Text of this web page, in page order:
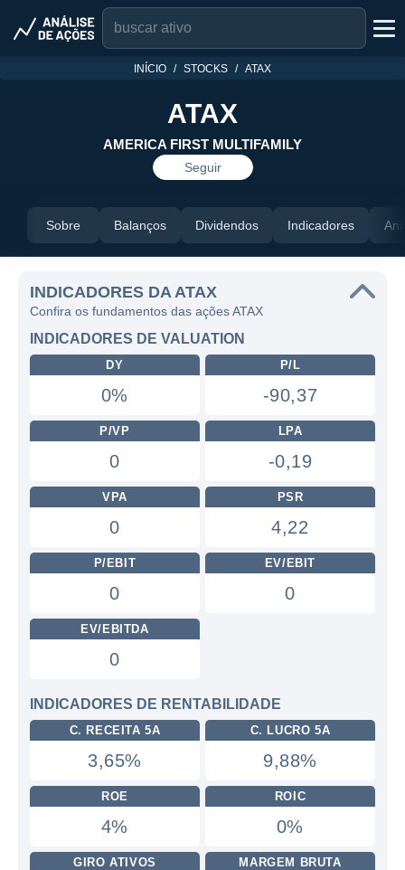
INÍCIO STOCKS ATAX
ATAX
AMERICA FIRST MULTIFAMILY
Seguir
Sobre Balanços Dividendos Indicadores
INDICADORES DA ATAX
Confira os fundamentos das ações ATAX
INDICADORES DE VALUATION
DY
0%
P/L
-90,37
P/VP
0
LPA
-0,19
VPA
0
PSR
4,22
P/EBIT
0
EV/EBIT
0
EV/EBITDA
0
INDICADORES DE RENTABILIDADE
C. RECEITA 5A
3,65%
C. LUCRO 5A
9,88%
ROE
4%
ROIC
0%
GIRO ATIVOS MARGEM BRUTA